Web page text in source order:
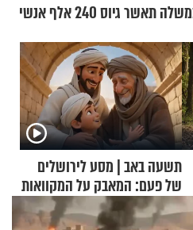
על רקע החשש מהסלמה: הממשלה תאשר גיוס 240 אלף אנשי
תשעה באב | מסע לירושלים
של פעם: המאבק על המקוואות